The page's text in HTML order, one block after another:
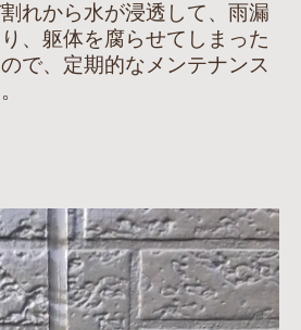
れから水が浸透して、雨漏
、躯体を腐らせてしまった
で、定期的なメンテナンス